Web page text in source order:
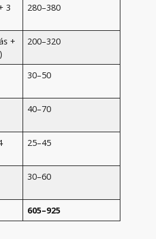
3
280–380
+
200–320
30–50
40–70
25–45
30–60
605–925